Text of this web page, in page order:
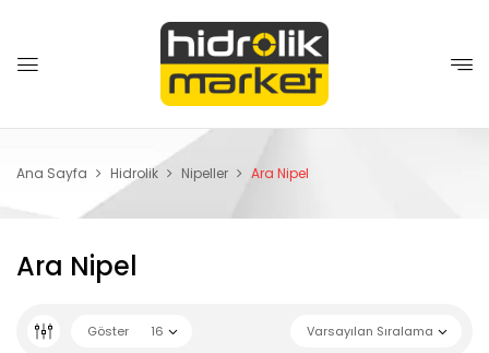
Ana Sayfa Hidrolik Nipeller Ara Nipel
Ara Nipel
Varsayılan Sıralama
Göster 16